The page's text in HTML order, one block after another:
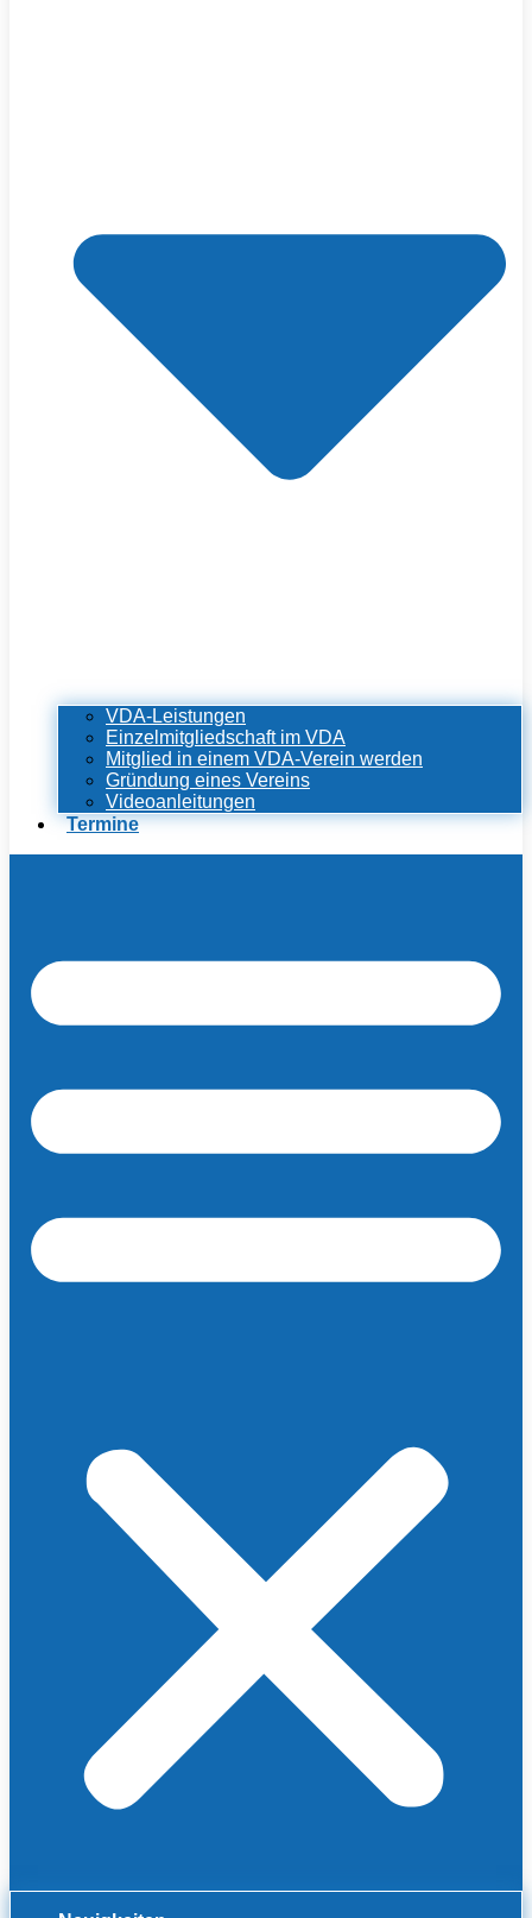
VDA-Leistungen
Einzelmitgliedschaft im VDA
Mitglied in einem VDA-Verein werden
Gründung eines Vereins
Videoanleitungen
Termine